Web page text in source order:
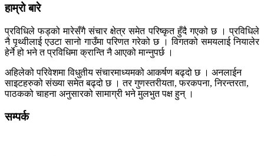
हाम्रो बारे
प्रविधिले फड्को मारेसँगै संचार क्षेत्र समेत परिष्कृत हुँदै गएको छ । प्रविधिले
नै पृथ्वीलाई एउटा सानो गाउँमा परिणत गरेको छ । विगतको समयलाई नियालेर
हेर्ने हो भने त प्रविधिमा क्रान्ति नै आएको मान्नुपर्छ ।
अहिलेको परिवेशमा विधुतीय संचारमाध्यमको आकर्षण बढ्दो छ । अनलाईन
साइटहरुको संख्या समेत बढ्दो छ । तर गुणस्तरीयता, फरकपना, निरन्तरता,
पाठकको चाहना अनुसारको सामाग्री भने मुलभुत पक्ष हुन् ।
सम्पर्क